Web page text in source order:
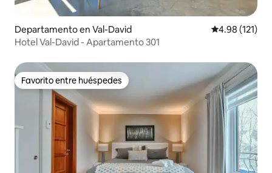
Departamento en Val-David Calificación
4.98 (121)
Hotel Val-David - Apartamento 301
Favorito entre huéspedes
Favorito entre huéspedes